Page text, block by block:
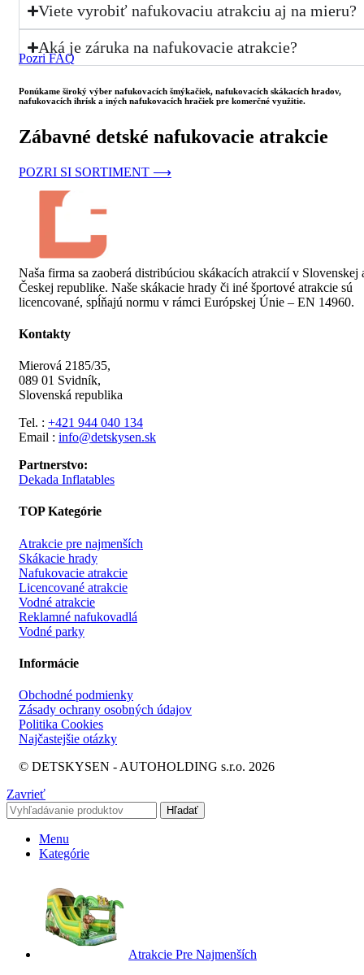
Viete vyrobiť nafukovaciu atrakciu aj na mieru?
Aká je záruka na nafukovacie atrakcie?
Pozri FAQ
Ponúkame široký výber nafukovacích šmýkačiek, nafukovacích skákacích hradov,
nafukovacích ihrísk a iných nafukovacích hračiek pre komerčné využitie.
Zábavné detské nafukovacie atrakcie
POZRI SI SORTIMENT ⟶
Naša firma sa zaoberá distribúciou skákacích atrakcií v Slovenskej
Českej republike. Naše skákacie hrady či iné športové atrakcie sú
licencované, spĺňajú normu v rámci Európskej Únie – EN 14960.
Kontakty
Mierová 2185/35,
089 01 Svidník,
Slovenská republika
Tel. : +421 944 040 134
Email : info@detskysen.sk
Partnerstvo:
Dekada Inflatables
TOP Kategórie
Atrakcie pre najmenších
Skákacie hrady
Nafukovacie atrakcie
Licencované atrakcie
Vodné atrakcie
Reklamné nafukovadlá
Vodné parky
Informácie
Obchodné podmienky
Zásady ochrany osobných údajov
Politika Cookies
Najčastejšie otázky
© DETSKYSEN - AUTOHOLDING s.r.o. 2026
Zavrieť
Hľadať
Menu
Kategórie
Atrakcie Pre Najmenších